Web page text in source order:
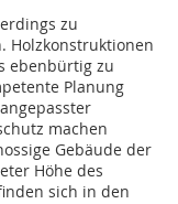
zu
Holzkonstruktionen
ebenbürtig zu
Planung
machen
Gebäude der
Höhe des
sich in den